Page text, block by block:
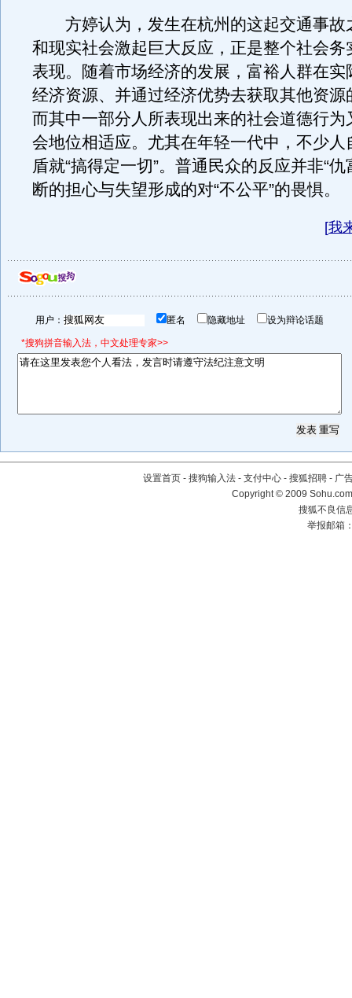
方婷认为，发生在杭州的这起交通事故
和现实社会激起巨大反应，正是整个社会务
表现。随着市场经济的发展，富裕人群在实
经济资源、并通过经济优势去获取其他资源
而其中一部分人所表现出来的社会道德行为
会地位相适应。尤其在年轻一代中，不少人
盾就“搞得定一切”。普通民众的反应并非“仇
断的担心与失望形成的对“不公平”的畏惧。
[我
用户： 匿名 隐藏地址 设为辩论话题
*搜狗拼音输入法，中文处理专家>>
设置首页 - 搜狗输入法 - 支付中心 - 搜狐招聘 - 广
Copyright © 2009
搜狐不良信
举报邮箱